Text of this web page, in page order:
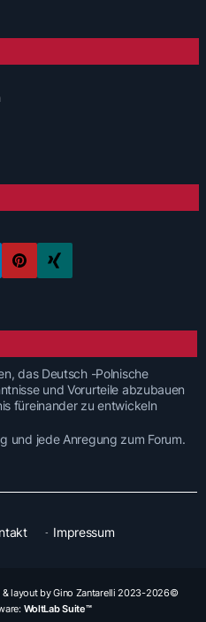
das Deutsch -Polnische
und Vorurteile abzubauen
füreinander zu entwickeln
und jede Anregung zum Forum.
Impressum
& layout by Gino Zantarelli 2023-2026©
WoltLab Suite™